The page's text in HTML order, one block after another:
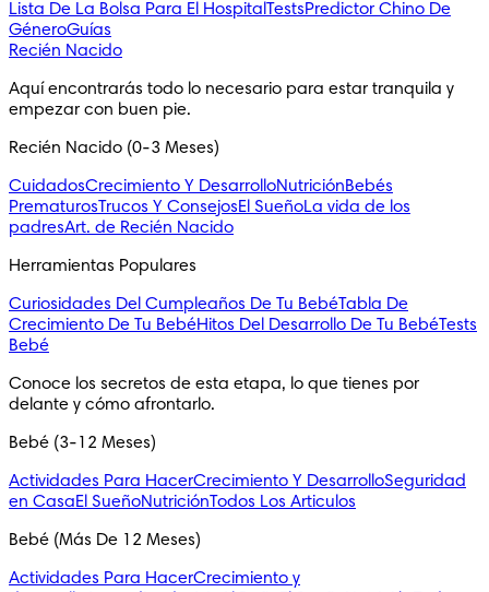
Lista De La Bolsa Para El Hospital TestsPredictor Chino De
GéneroGuías
Recién Nacido
Aquí encontrarás todo lo necesario para estar tranquila y
empezar con buen pie.
Recién Nacido (0-3 Meses)
CuidadosCrecimiento Y DesarrolloNutriciónBebés
PrematurosTrucos Y ConsejosEl SueñoLa vida de los
padresArt. de Recién Nacido
Herramientas Populares
Curiosidades Del Cumpleaños De Tu BebéTabla De
Crecimiento De Tu BebéHitos Del Desarrollo De Tu BebéTests
Bebé
Conoce los secretos de esta etapa, lo que tienes por
delante y cómo afrontarlo.
Bebé (3-12 Meses)
Actividades Para HacerCrecimiento Y DesarrolloSeguridad
en CasaEl SueñoNutriciónTodos Los Articulos
Bebé (Más De 12 Meses)
Actividades Para HacerCrecimiento y